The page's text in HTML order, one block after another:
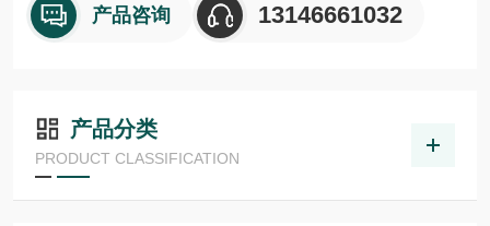
产品咨询 13146661032
产品分类
PRODUCT CLASSIFICATION